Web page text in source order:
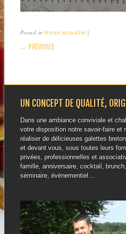
Posted inNotre actualité |
POST NAVIGATION
← PREVIOUS
UN CONCEPT DE QUALITÉ,
Dans une ambiance conviviale et
votre disposition notre savoir-faire et
réaliser de délicieuses galettes
et devant vous, sous toutes leurs
privées, professionnelles et
famille, anniversaire, cocktail,
séminaire, évènementiel…